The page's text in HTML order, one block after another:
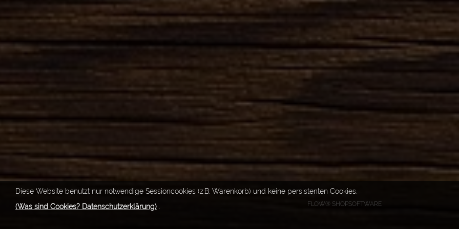
Diese Website benutzt nur notwendige Sessioncookies (z.B. Warenkorb) und keine persistenten Cookies.
(Was sind Cookies? Datenschutzerklärung)
FLOW® SHOPSOFTWARE